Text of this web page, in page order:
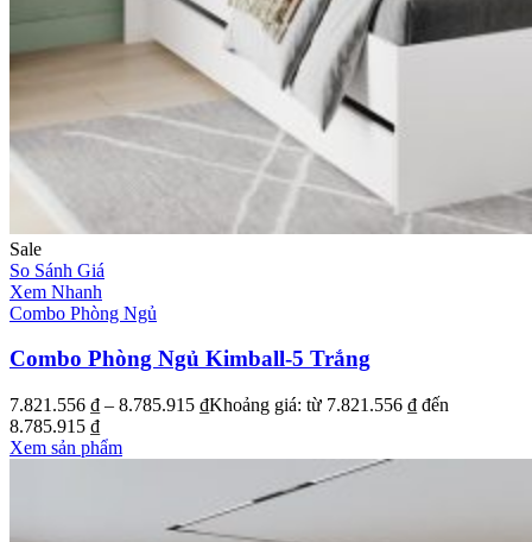
Sale
So Sánh Giá
Xem Nhanh
Combo Phòng Ngủ
Combo Phòng Ngủ Kimball-5 Trắng
7.821.556 ₫ – 8.785.915 ₫Khoảng giá: từ 7.821.556 ₫ đến
8.785.915 ₫
Xem sản phẩm